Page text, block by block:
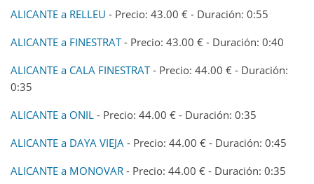
ALICANTE a RELLEU - Precio: 43.00 € - Duración: 0:55
ALICANTE a FINESTRAT- Precio: 43.00 € - Duración: 0:40
ALICANTE a CALA FINESTRAT- Precio: 44.00 € - Duración:
0:35
ALICANTE a ONIL - Precio: 44.00 € - Duración: 0:35
ALICANTE a DAYA VIEJA - Precio: 44.00 € - Duración: 0:45
ALICANTE a MONOVAR - Precio: 44.00 € - Duración: 0:35